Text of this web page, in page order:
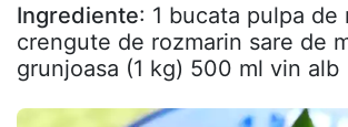
Ingrediente: 1 bucata pulpa de
crengute de rozmarin sare de
grunjoasa (1 kg) 500 ml vin alb